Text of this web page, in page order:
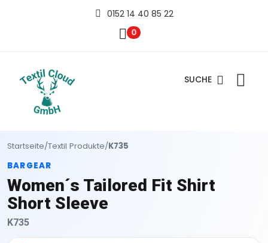
0152 14 40 85 22
0
SUCHE
Startseite/Textil Produkte/K735
BARGEAR
Women´s Tailored Fit Shirt
Short Sleeve
K735